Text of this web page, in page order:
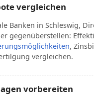
vergleichen
Banken in Schleswig,
gegenüberstellen:
,
vergleichen.
vorbereiten